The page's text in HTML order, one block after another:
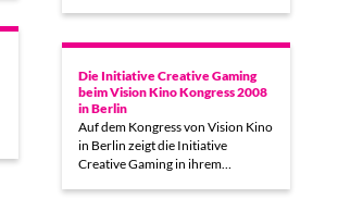
Die Initiative Creative Gaming
beim Vision Kino Kongress 2008
in Berlin
Auf dem Kongress von Vision Kino
in Berlin zeigt die Initiative
Creative Gaming in ihrem…